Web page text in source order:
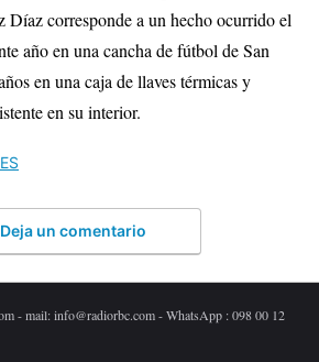
Díaz corresponde a un hecho ocurrido el
año en una cancha de fútbol de San
en una caja de llaves térmicas y
en su interior.
Deja un comentario
- mail: info@radiorbc.com - WhatsApp : 098 00 12